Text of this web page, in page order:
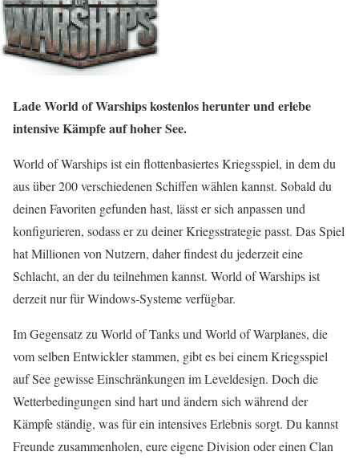
Lade World of Warships kostenlos herunter und erlebe
intensive Kämpfe auf hoher See.
World of Warships ist ein flottenbasiertes Kriegsspiel, in dem du
aus über 200 verschiedenen Schiffen wählen kannst. Sobald du
deinen Favoriten gefunden hast, lässt er sich anpassen und
konfigurieren, sodass er zu deiner Kriegsstrategie passt. Das Spiel
hat Millionen von Nutzern, daher findest du jederzeit eine
Schlacht, an der du teilnehmen kannst. World of Warships ist
derzeit nur für Windows-Systeme verfügbar.
Im Gegensatz zu World of Tanks und World of Warplanes, die
vom selben Entwickler stammen, gibt es bei einem Kriegsspiel
auf See gewisse Einschränkungen im Leveldesign. Doch die
Wetterbedingungen sind hart und ändern sich während der
Kämpfe ständig, was für ein intensives Erlebnis sorgt. Du kannst
Freunde zusammenholen, eure eigene Division oder einen Clan